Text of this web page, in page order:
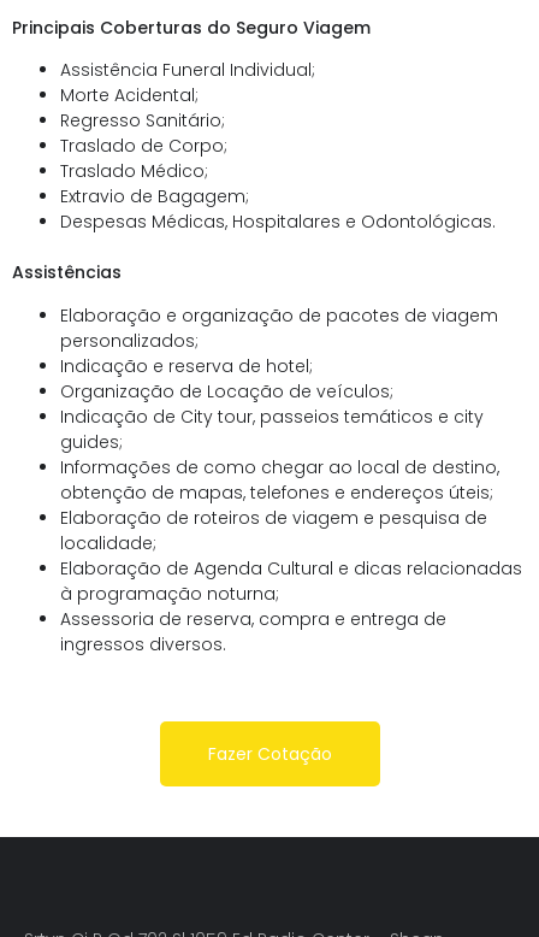
Principais Coberturas do Seguro Viagem
Assistência Funeral Individual;
Morte Acidental;
Regresso Sanitário;
Traslado de Corpo;
Traslado Médico;
Extravio de Bagagem;
Despesas Médicas, Hospitalares e Odontológicas.
Assistências
Elaboração e organização de pacotes de viagem
personalizados;
Indicação e reserva de hotel;
Organização de Locação de veículos;
Indicação de City tour, passeios temáticos e city
guides;
Informações de como chegar ao local de destino,
obtenção de mapas, telefones e endereços úteis;
Elaboração de roteiros de viagem e pesquisa de
localidade;
Elaboração de Agenda Cultural e dicas relacionadas
à programação noturna;
Assessoria de reserva, compra e entrega de
ingressos diversos.
Fazer Cotação